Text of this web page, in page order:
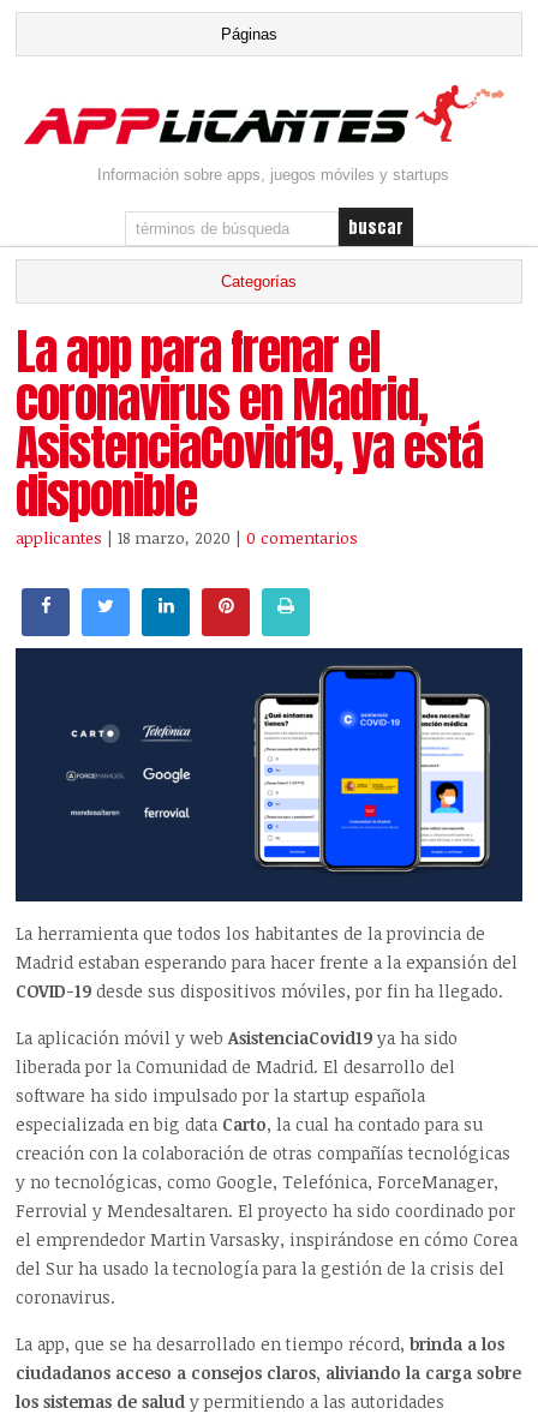
Información sobre apps, juegos móviles y startups
La app para frenar el
coronavirus en Madrid,
AsistenciaCovid19, ya está
disponible
applicantes | 18 marzo, 2020 |0 comentarios
La herramienta que todos los habitantes de la provincia de
Madrid estaban esperando para hacer frente a la expansión del
COVID-19 desde sus dispositivos móviles, por fin ha llegado.
La aplicación móvil y webAsistenciaCovid19 ya ha sido
liberada por la Comunidad de Madrid. El desarrollo del
software ha sido impulsado por la startup española
especializada en big data Carto, la cual ha contado para su
creación con la colaboración de otras compañías tecnológicas
y no tecnológicas, como Google, Telefónica, ForceManager,
Ferrovial y Mendesaltaren. El proyecto ha sido coordinado por
el emprendedor Martin Varsasky, inspirándose en cómo Corea
del Sur ha usado la tecnología para la gestión de la crisis del
coronavirus.
La app, que se ha desarrollado en tiempo récord,brinda a los
ciudadanos acceso a consejos claros, aliviando la carga sobre
los sistemas de salud y permitiendo a las autoridades